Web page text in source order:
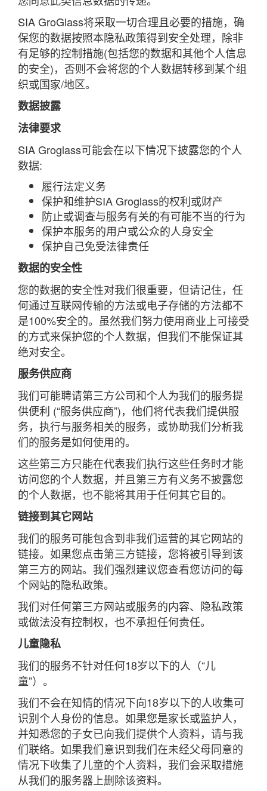
SIA GroGlass将采取一切合理且必要的措施，确
保您的数据按照本隐私政策得到安全处理，除非
有足够的控制措施(包括您的数据和其他个人信息
的安全)，否则不会将您的个人数据转移到某个组
织或国家/地区。
数据披露
法律要求
SIA Groglass可能会在以下情况下披露您的个人
数据:
履行法定义务
保护和维护SIA Groglass的权利或财产
防止或调查与服务有关的有可能不当的行为
保护本服务的用户或公众的人身安全
保护自己免受法律责任
数据的安全性
您的数据的安全性对我们很重要，但请记住，任
何通过互联网传输的方法或电子存储的方法都不
是100%安全的。虽然我们努力使用商业上可接受
的方式来保护您的个人数据，但我们不能保证其
绝对安全。
服务供应商
我们可能聘请第三方公司和个人为我们的服务提
供便利 (“服务供应商”)，他们将代表我们提供服
务，执行与服务相关的服务，或协助我们分析我
们的服务是如何使用的。
这些第三方只能在代表我们执行这些任务时才能
访问您的个人数据，并且第三方有义务不披露您
的个人数据，也不能将其用于任何其它目的。
链接到其它网站
我们的服务可能包含到非我们运营的其它网站的
链接。如果您点击第三方链接，您将被引导到该
第三方的网站。我们强烈建议您查看您访问的每
个网站的隐私政策。
我们对任何第三方网站或服务的内容、隐私政策
或做法没有控制权，也不承担任何责任。
儿童隐私
我们的服务不针对任何18岁以下的人（“儿
童”）。
我们不会在知情的情况下向18岁以下的人收集可
识别个人身份的信息。如果您是家长或监护人，
并知悉您的子女已向我们提供个人资料，请与我
们联络。如果我们意识到我们在未经父母同意的
情况下收集了儿童的个人资料，我们会采取措施
从我们的服务器上删除该资料。